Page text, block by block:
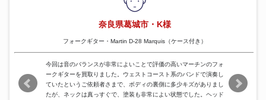
奈良県葛城市・K様
フォークギター・Martin D-28 Marquis（ケース付き）
今回は音のバランスが非常によいことで評価の高いマーチンのフォ
ークギターを買取りました。ウェストコースト系のバンドで演奏し
ていたというご依頼者さまで、ボディの裏側に多少キズがありまし
たが、ネックは真っすぐで、塗装も非常によい状態でした。ヘッド